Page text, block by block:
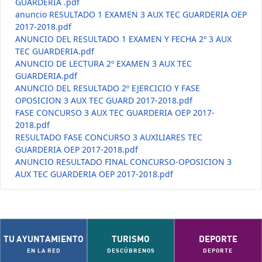
anuncio RESULTADO 1 EXAMEN 3 AUX TEC GUARDERIA OEP
2017-2018.pdf
ANUNCIO DEL RESULTADO 1 EXAMEN Y FECHA 2º 3 AUX
TEC GUARDERIA.pdf
ANUNCIO DE LECTURA 2º EXAMEN 3 AUX TEC
GUARDERIA.pdf
ANUNCIO DEL RESULTADO 2º EJERCICIO Y FASE
OPOSICION 3 AUX TEC GUARD 2017-2018.pdf
FASE CONCURSO 3 AUX TEC GUARDERIA OEP 2017-
2018.pdf
RESULTADO FASE CONCURSO 3 AUXILIARES TEC
GUARDERIA OEP 2017-2018.pdf
ANUNCIO RESULTADO FINAL CONCURSO-OPOSICION 3
AUX TEC GUARDERIA OEP 2017-2018.pdf
TU AYUNTAMIENTO
EN LA RED
TURISMO
DESCÚBRENOS
DEPORTE
DEPORTE